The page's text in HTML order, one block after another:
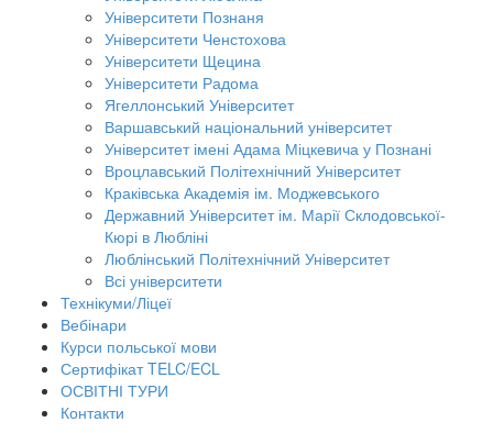
Університети Познаня
Університети Ченстохова
Університети Щецина
Університети Радома
Ягеллонський Університет
Варшавський національний університет
Університет імені Адама Міцкевича у Познані
Вроцлавський Політехнічний Університет
Краківська Академія ім. Моджевського
Державний Університет ім. Марії Склодовської-
Кюрі в Любліні
Люблінський Політехнічний Університет
Всі університети
Технікуми/Ліцеї
Вебінари
Курси польської мови
Сертифікат TELC/ECL
ОСВІТНІ ТУРИ
Контакти